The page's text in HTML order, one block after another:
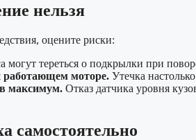
нельзя
оцените риски:
могут тереться о подкрылки при
моторе. Утечка
максимум. Отказ датчика уровня
самостоятельно